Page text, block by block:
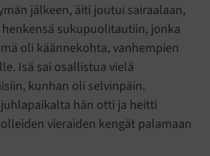
jälkeen, äiti joutui sairaalaan,
sukupuolitautiin, jonka
oli käännekohta, vanhempien
Isä sai osallistua vielä
kunhan oli selvinpäin.
hän otti ja heitti
vieraiden kengät palamaan